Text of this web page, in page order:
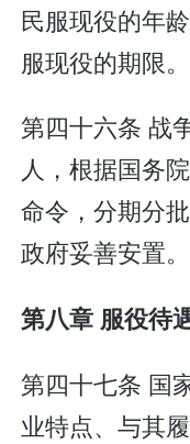
民服现役的年
服现役的期限。
第四十六条 战
人，根据国务
命令，分期分
政府妥善安置。
第八章 服役待
第四十七条 国
业特点、与其